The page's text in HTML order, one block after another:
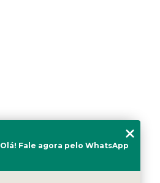
Olá! Fale agora pelo WhatsApp